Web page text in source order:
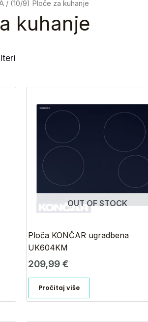
/ (10/9) Ploče za kuhanje
kuhanje
OUT OF STOCK
Ploča KONČAR ugradbena
UK604KM
209,99 €
Pročitaj više